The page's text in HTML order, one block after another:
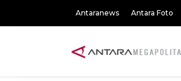
Antaranews Antara Foto